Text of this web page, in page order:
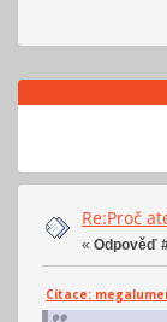
Re:Proč
« Odpověď
Citace: